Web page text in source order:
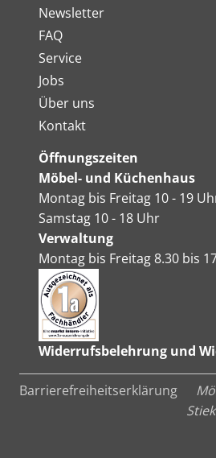
Newsletter
FAQ
Service
Jobs
Über uns
Kontakt
Öffnungszeiten
Möbel- und Küchenhaus
Montag bis Freitag 10 - 19
Samstag 10 - 18 Uhr
Verwaltung
Montag bis Freitag 8.30 bis
Widerrufsbelehrung und
Barrierefreiheitserklärung